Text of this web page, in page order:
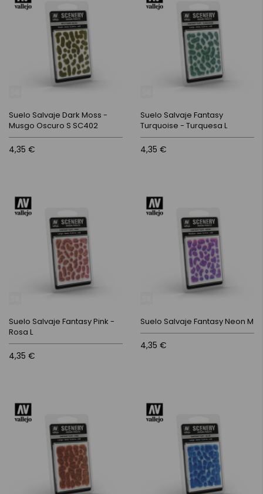
Suelo Salvaje Dark Moss -
Musgo Oscuro S SC402
4,35 €
Suelo Salvaje Fantasy
Turquoise - Turquesa L
4,35 €
Suelo Salvaje Fantasy Pink -
Rosa L
4,35 €
Suelo Salvaje Fantasy Neon M
4,35 €